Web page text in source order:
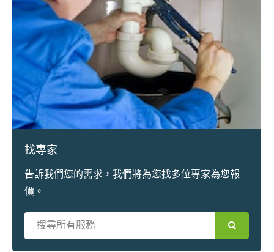
找專家
告訴我們您的需求，我們將為您找多位專家為您報
價。